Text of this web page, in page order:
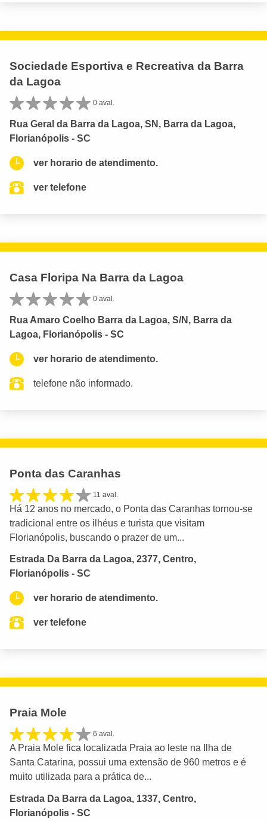
Sociedade Esportiva e Recreativa da Barra
da Lagoa
0 aval.
Rua Geral da Barra da Lagoa, SN, Barra da Lagoa,
Florianópolis - SC
ver horario de atendimento.
ver telefone
Casa Floripa Na Barra da Lagoa
0 aval.
Rua Amaro Coelho Barra da Lagoa, S/N, Barra da
Lagoa, Florianópolis - SC
ver horario de atendimento.
telefone não informado.
Ponta das Caranhas
11 aval.
Há 12 anos no mercado, o Ponta das Caranhas tornou-se
tradicional entre os ilhéus e turista que visitam
Florianópolis, buscando o prazer de um...
Estrada Da Barra da Lagoa, 2377, Centro,
Florianópolis - SC
ver horario de atendimento.
ver telefone
Praia Mole
6 aval.
A Praia Mole fica localizada Praia ao leste na Ilha de
Santa Catarina, possui uma extensão de 960 metros e é
muito utilizada para a prática de...
Estrada Da Barra da Lagoa, 1337, Centro,
Florianópolis - SC